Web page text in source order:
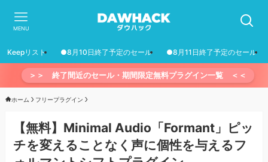
MENU
Keepリスト ●8月10日終了予定のセール ●8月11日終了予定のセール
＞＞ 終了間近のセール・期間限定無料プラグイン一覧 ＜＜
ホーム フリープラグイン
【無料】Minimal Audio「Formant」ピッ
チを変えることなく声に個性を与えるフ